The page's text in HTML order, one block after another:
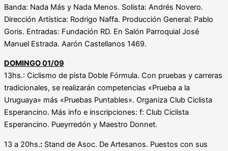
Banda: Nada Más y Nada Menos. Solista: Andrés Novero.
Dirección Artística: Rodrigo Naffa. Producción General: Pablo
Goris. Entradas: Fundación RD. En Salón Parroquial José
Manuel Estrada. Aarón Castellanos 1469.
DOMINGO 01/09
13hs.: Ciclismo de pista Doble Fórmula. Con pruebas y carreras
tradicionales, se realizarán competencias «Prueba a la
Uruguaya» más «Pruebas Puntables». Organiza Club Ciclista
Esperancino. Más info e inscripciones: f: Club Ciclista
Esperancino. Pueyrredón y Maestro Donnet.
13 a 20hs.: Stand de Asoc. De Artesanos. Puestos con sus